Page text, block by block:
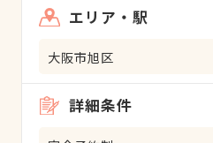
エリア・駅
大阪市旭区
詳細条件